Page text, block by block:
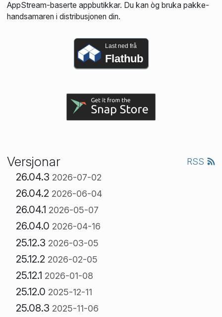
AppStream-baserte appbutikkar. Du kan òg bruka pakke­
handsamaren i distribusjonen din.
Last ned frå
Flathub
Versjonar RSS
26.04.3 2026-07-02
26.04.2 2026-06-04
26.04.1 2026-05-07
26.04.0 2026-04-16
25.12.3 2026-03-05
25.12.2 2026-02-05
25.12.1 2026-01-08
25.12.0 2025-12-11
25.08.3 2025-11-06